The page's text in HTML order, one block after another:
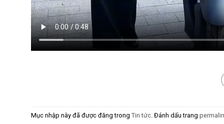
Mục nhập này đã được đăng trong Tin tức . Đánh dấu trang